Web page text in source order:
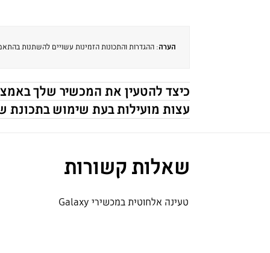
הערה: ההגדרות והתכונות הזמינות עשויים להשתנות
כיצד להטעין את המכשיר שלך
עצות מועילות בעת שימוש בתכונת
שאלות קשורות
טעינה אלחוטית במכשירי Galaxy